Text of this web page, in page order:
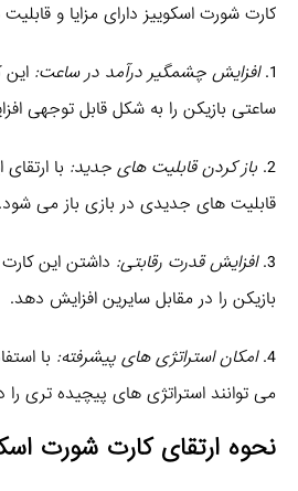
کارت شورت اسکوییز دارای مزایا و
1. افزایش چشمگیر درآمد در ساعت: این
ساعتی بازیکن را به شکل قابل توجهی
2. باز کردن قابلیت‌ های جدید: با
قابلیت‌ های جدیدی در بازی باز می‌ شود.
3. افزایش قدرت رقابتی: داشتن این
بازیکن را در مقابل سایرین افزایش دهد.
4. امکان استراتژی‌ های پیشرفته: با
می‌ توانند استراتژی‌ های پیچیده‌ تری را
نحوه ارتقای کارت شورت